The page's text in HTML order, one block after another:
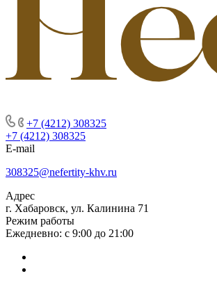
+7 (4212) 308325
+7 (4212) 308325
E-mail
308325@nefertity-khv.ru
Адрес
г. Хабаровск, ул. Калинина 71
Режим работы
Ежедневно: с 9:00 до 21:00